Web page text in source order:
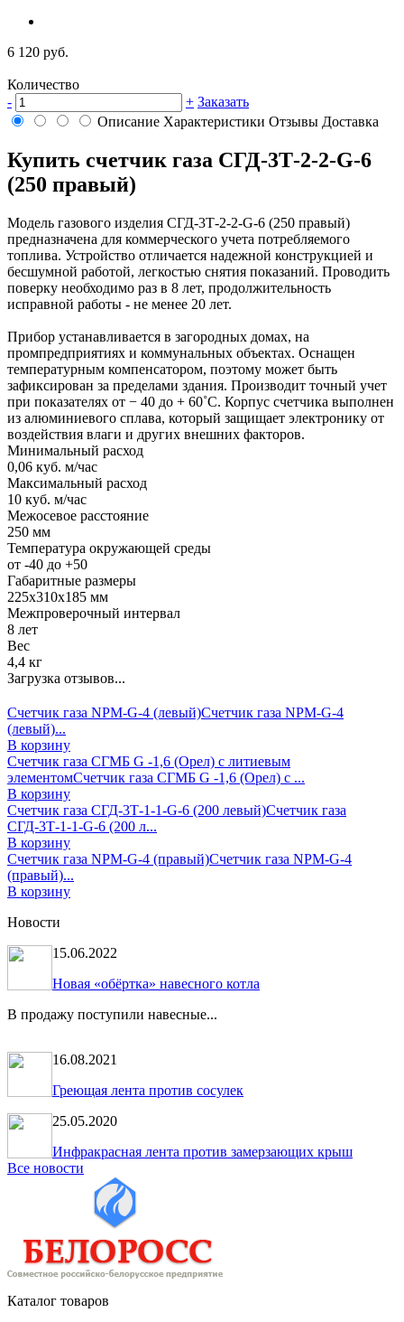
6 120 руб.
Количество
-
+ Заказать
Описание Характеристики Отзывы Доставка
Купить счетчик газа СГД-3Т-2-2-G-6
(250 правый)
Модель газового изделия СГД-3Т-2-2-G-6 (250 правый)
предназначена для коммерческого учета потребляемого
топлива. Устройство отличается надежной конструкцией и
бесшумной работой, легкостью снятия показаний. Проводить
поверку необходимо раз в 8 лет, продолжительность
исправной работы - не менее 20 лет.
Прибор устанавливается в загородных домах, на
промпредприятиях и коммунальных объектах. Оснащен
температурным компенсатором, поэтому может быть
зафиксирован за пределами здания. Производит точный учет
при показателях от − 40 до + 60˚C. Корпус счетчика выполнен
из алюминиевого сплава, который защищает электронику от
воздействия влаги и других внешних факторов.
Минимальный расход
0,06 куб. м/час
Максимальный расход
10 куб. м/час
Межосевое расстояние
250 мм
Температура окружающей среды
от -40 до +50
Габаритные размеры
225х310х185 мм
Межпроверочный интервал
8 лет
Вес
4,4 кг
Загрузка отзывов...
Счетчик газа NPM-G-4 (левый)Счетчик газа NPM-G-4
(левый)...
В корзину
Счетчик газа СГМБ G -1,6 (Орел) с литиевым
элементомСчетчик газа СГМБ G -1,6 (Орел) с ...
В корзину
Счетчик газа СГД-3Т-1-1-G-6 (200 левый)Счетчик газа
СГД-3Т-1-1-G-6 (200 л...
В корзину
Счетчик газа NPM-G-4 (правый)Счетчик газа NPM-G-4
(правый)...
В корзину
Новости
15.06.2022
Новая «обёртка» навесного котла
В продажу поступили навесные...
16.08.2021
Греющая лента против сосулек
25.05.2020
Инфракрасная лента против замерзающих крыш
Все новости
Каталог товаров